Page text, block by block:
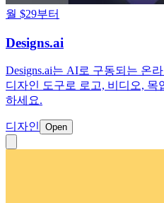
월 $29부터
Designs.ai
Designs.ai는 AI로 구동되는 온
디자인 도구로 로고, 비디오,
하세요.
디자인 Open